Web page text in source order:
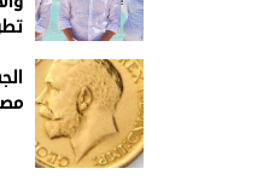
مصر